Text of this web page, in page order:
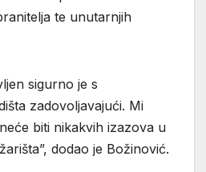
te unutarnjih
sigurno je s
zadovoljavajući. Mi
biti nikakvih izazova u
dodao je Božinović.